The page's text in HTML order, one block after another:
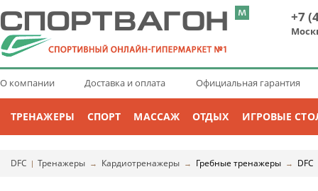
+7
О компании Доставка и оплата Официальная гарантия
ТРЕНАЖЕРЫ СПОРТ МАССАЖ ОТДЫХ ИГРОВЫЕ
DFC | Тренажеры → Кардиотренажеры → Гребные тренажеры → DFC